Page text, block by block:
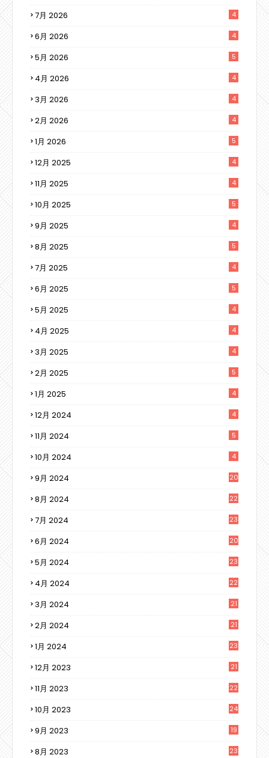
7月 2026 4
6月 2026 4
5月 2026 5
4月 2026 4
3月 2026 4
2月 2026 4
1月 2026 5
12月 2025 4
11月 2025 4
10月 2025 5
9月 2025 4
8月 2025 5
7月 2025 4
6月 2025 5
5月 2025 4
4月 2025 4
3月 2025 4
2月 2025 5
1月 2025 4
12月 2024 4
11月 2024 5
10月 2024 4
9月 2024 20
8月 2024 22
7月 2024 23
6月 2024 20
5月 2024 23
4月 2024 22
3月 2024 21
2月 2024 21
1月 2024 23
12月 2023 21
11月 2023 22
10月 2023 24
9月 2023 19
8月 2023 23